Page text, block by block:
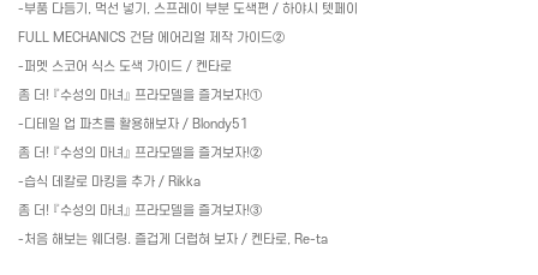
-부품 다듬기 , 먹선 넣기 , 스프레이 부분 도색편 / 하야시 텟페이
FULL MECHANICS 건담 에어리얼 제작 가이드②
-퍼멧 스코어 식스 도색 가이드 / 켄타로
좀 더 ! 『수성의 마녀』 프라모델을 즐겨보자!①
- 디테일 업 파츠를 활용해보자 / Blondy51
좀 더 ! 『수성의 마녀』 프라모델을 즐겨보자!②
-습식 데칼로 마킹을 추가 / Rikka
좀 더 ! 『수성의 마녀』 프라모델을 즐겨보자!③
-처음 해보는 웨더링. 즐겁게 더럽혀 보자 / 켄타로, Re-ta